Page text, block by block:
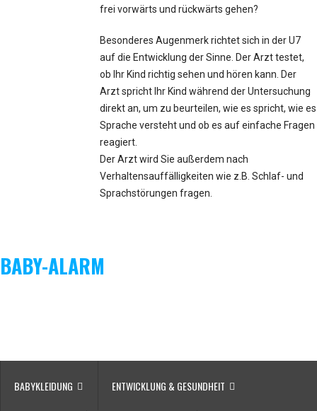
frei vorwärts und rückwärts gehen?
Besonderes Augenmerk richtet sich in der U7
auf die Entwicklung der Sinne. Der Arzt testet,
ob Ihr Kind richtig sehen und hören kann. Der
Arzt spricht Ihr Kind während der Untersuchung
direkt an, um zu beurteilen, wie es spricht, wie es
Sprache versteht und ob es auf einfache Fragen
reagiert.
Der Arzt wird Sie außerdem nach
Verhaltensauffälligkeiten wie z.B. Schlaf- und
Sprachstörungen fragen.
BABY-ALARM
BABYKLEIDUNG ENTWICKLUNG & GESUNDHEIT